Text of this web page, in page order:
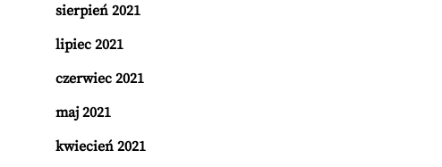
sierpień 2021
lipiec 2021
czerwiec 2021
maj 2021
kwiecień 2021